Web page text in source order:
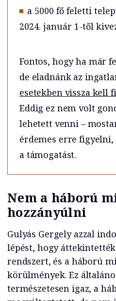
a 5000 fő feletti
2024. január 1-től
Fontos, hogy ha már
de eladnánk az
esetekben vissza kell
Eddig ez nem volt
lehetett venni –
érdemes erre
a támogatást.
Nem a háború
hozzányúlni
Gulyás Gergely azzal
lépést, hogy
rendszert, és a háború
körülmények. Ez
természetesen igaz, a